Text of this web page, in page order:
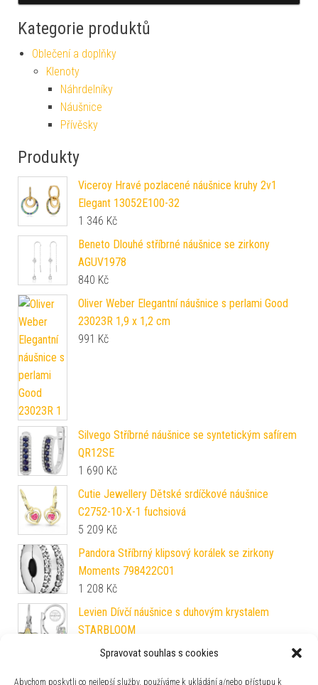
Spravovat souhlas s cookies
Abychom poskytli co nejlepší služby, používáme k ukládání a/nebo přístupu k
Kategorie produktů
Oblečení a doplňky
Klenoty
Náhrdelníky
Náušnice
Přívěsky
Produkty
Viceroy Hravé pozlacené náušnice kruhy 2v1
Elegant 13052E100-32
1 346 Kč
Beneto Dlouhé stříbrné náušnice se zirkony
AGUV1978
840 Kč
Oliver Weber Elegantní náušnice s perlami Good
23023R 1,9 x 1,2 cm
991 Kč
Silvego Stříbrné náušnice se syntetickým safírem
QR12SE
1 690 Kč
Cutie Jewellery Dětské srdíčkové náušnice
C2752-10-X-1 fuchsiová
5 209 Kč
Pandora Stříbrný klipsový korálek se zirkony
Moments 798422C01
1 208 Kč
Levien Dívčí náušnice s duhovým krystalem
STARBLOOM
Kč